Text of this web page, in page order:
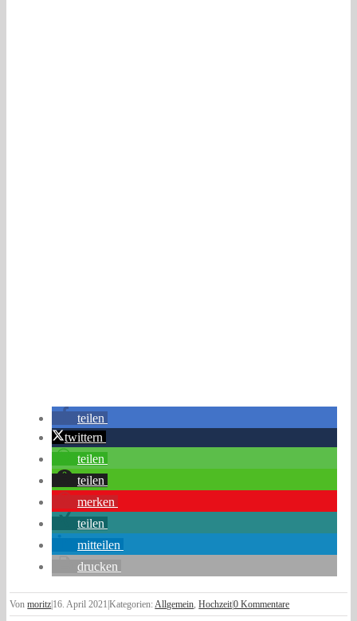
teilen
twittern
teilen
teilen
merken
teilen
mitteilen
drucken
Vonmoritz|16. April 2021 |Kategorien: Allgemein ,Hochzeit|0 Kommentare